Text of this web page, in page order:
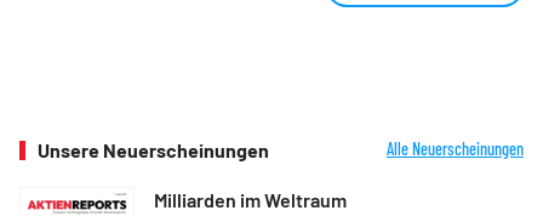
Unsere Neuerscheinungen Alle Neuerscheinungen
Milliarden im Weltraum